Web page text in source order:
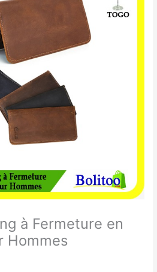
à Fermeture en
Hommes